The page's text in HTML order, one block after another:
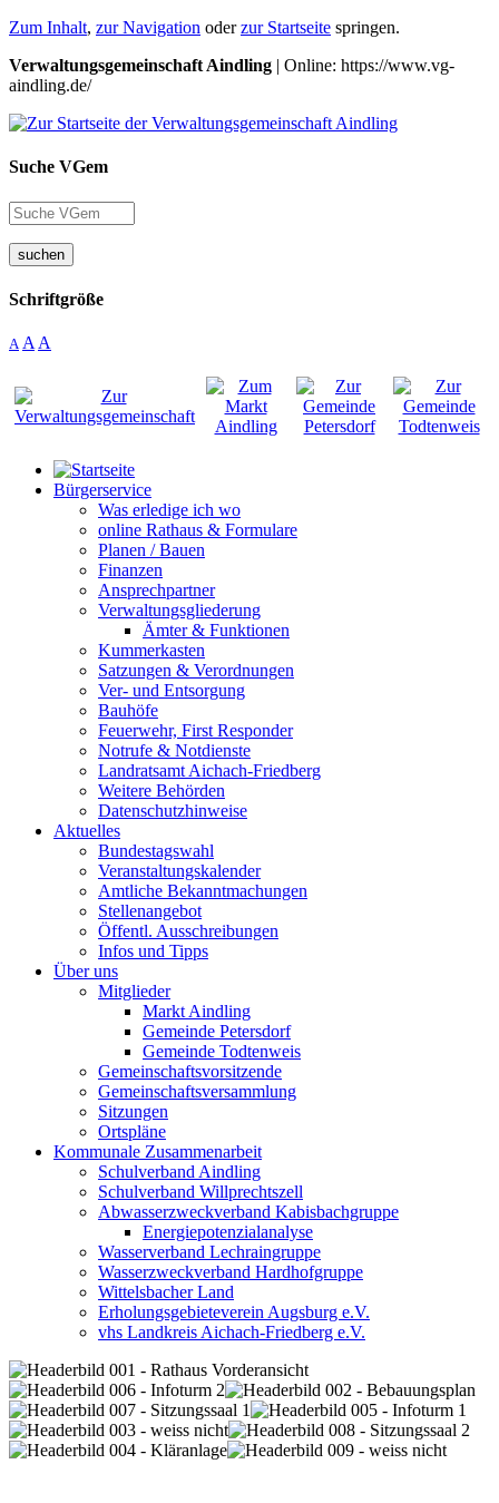
Zum Inhalt, zur Navigation oderzur Startseite springen.
Verwaltungsgemeinschaft Aindling | Online: https://www.vg-
aindling.de/
Suche VGem
suchen
Schriftgröße
A A A
Bürgerservice
Was erledige ich wo
online Rathaus & Formulare
Planen / Bauen
Finanzen
Ansprechpartner
Verwaltungsgliederung
Ämter & Funktionen
Kummerkasten
Satzungen & Verordnungen
Ver- und Entsorgung
Bauhöfe
Feuerwehr, First Responder
Notrufe & Notdienste
Landratsamt Aichach-Friedberg
Weitere Behörden
Datenschutzhinweise
Aktuelles
Bundestagswahl
Veranstaltungskalender
Amtliche Bekanntmachungen
Stellenangebot
Öffentl. Ausschreibungen
Infos und Tipps
Über uns
Mitglieder
Markt Aindling
Gemeinde Petersdorf
Gemeinde Todtenweis
Gemeinschaftsvorsitzende
Gemeinschaftsversammlung
Sitzungen
Ortspläne
Kommunale Zusammenarbeit
Schulverband Aindling
Schulverband Willprechtszell
Abwasserzweckverband Kabisbachgruppe
Energiepotenzialanalyse
Wasserverband Lechraingruppe
Wasserzweckverband Hardhofgruppe
Wittelsbacher Land
Erholungsgebieteverein Augsburg e.V.
vhs Landkreis Aichach-Friedberg e.V.